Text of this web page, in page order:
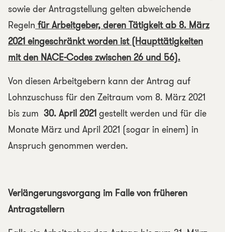
sowie der Antragstellung gelten abweichende
Regeln für Arbeitgeber, deren Tätigkeit ab 8. März
2021 eingeschränkt worden ist (Haupttätigkeiten
mit den NACE-Codes zwischen 26 und 56).
Von diesen Arbeitgebern kann der Antrag auf
Lohnzuschuss für den Zeitraum vom 8. März 2021
bis zum 30. April 2021gestellt werden und für die
Monate März und April 2021 (sogar in einem) in
Anspruch genommen werden.
Verlängerungsvorgang im Falle von früheren
Antragstellern